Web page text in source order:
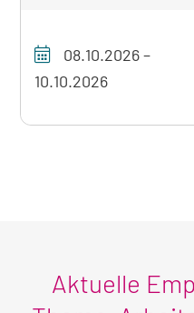
Übersicht
unseres
Seminarangebots
zum
08.10.2026–
10.10.2026
Aktuelle